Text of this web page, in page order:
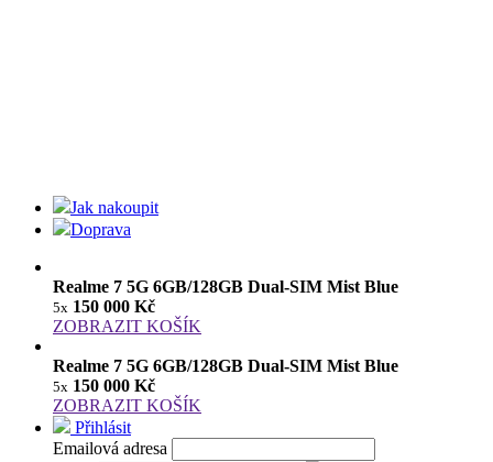
Jak nakoupit
Doprava
Realme 7 5G 6GB/128GB Dual-SIM Mist Blue
5x 150 000 Kč
ZOBRAZIT KOŠÍK
Realme 7 5G 6GB/128GB Dual-SIM Mist Blue
5x 150 000 Kč
ZOBRAZIT KOŠÍK
Přihlásit
Emailová adresa